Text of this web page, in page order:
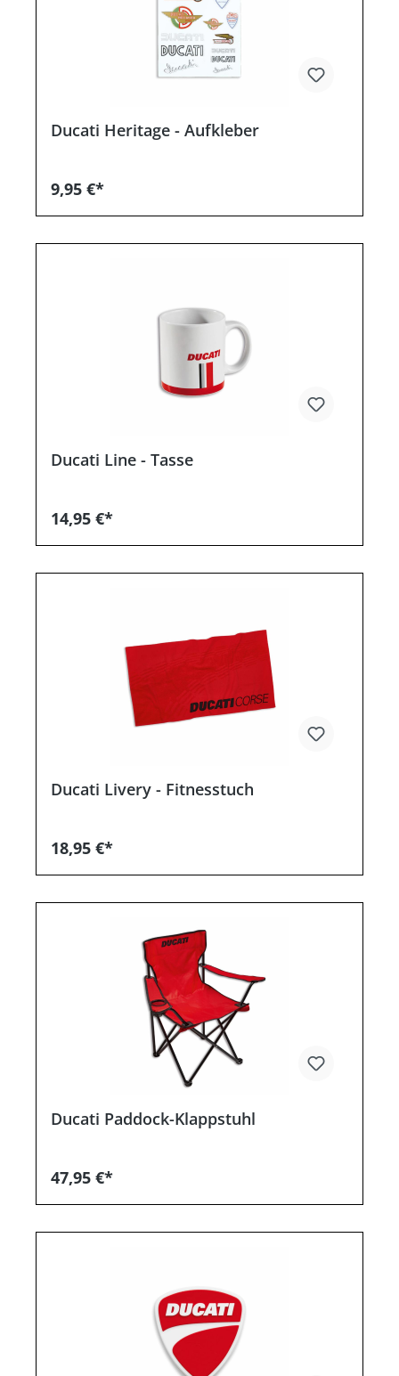
Ducati Heritage - Aufkleber
9,95 €*
Ducati Line - Tasse
14,95 €*
Ducati Livery - Fitnesstuch
18,95 €*
Ducati Paddock-Klappstuhl
47,95 €*